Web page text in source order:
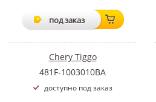
под заказ
Chery Tiggo
481F-1003010BA
доступно под заказ